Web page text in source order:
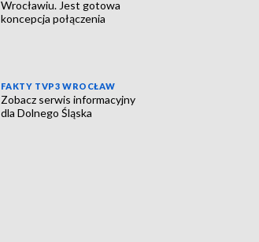
Wrocławiu. Jest gotowa
koncepcja połączenia
FAKTY TVP3 WROCŁAW
Zobacz serwis informacyjny
dla Dolnego Śląska